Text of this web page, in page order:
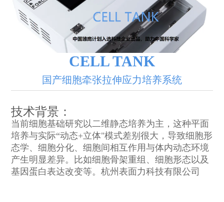
CELL TANK
国产细胞牵张拉伸应力培养系统
技术背景：
当前细胞基础研究以二维静态培养为主，这种平面
培养与实际“动态+立体"模式差别很大，导致细胞形
态学、细胞分化、细胞间相互作用与体内动态环境
产生明显差异。比如细胞骨架重组、细胞形态以及
基因蛋白表达改变等。杭州表面力科技有限公司